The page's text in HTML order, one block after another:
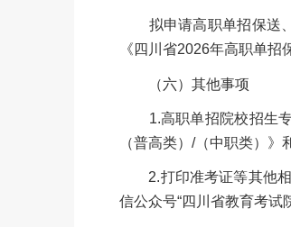
拟申请高职单招保送、
《四川省2026年高职单招
（六）其他事项
1.高职单招院校招生专
（普高类）/（中职类）
2.打印准考证等其他相
信公众号“四川省教育考试